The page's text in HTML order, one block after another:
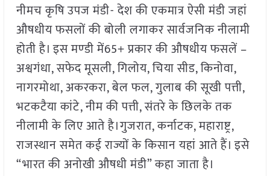
नीमच कृषि उपज मंडी- देश की एकमात्र ऐसी मंडी जहां
औषधीय फसलों की बोली लगाकर सार्वजनिक नीलामी
होती है। इस मण्‍डी में65+ प्रकार की औषधीय फसलें –
अश्वगंधा, सफेद मूसली, गिलोय, चिया सीड, किनोवा,
नागरमोथा, अकरकरा, बेल फल, गुलाब की सूखी पत्ती,
भटकटैया कांटे, नीम की पत्ती, संतरे के छिलके तक
नीलामी के लिए आते है।गुजरात, कर्नाटक, महाराष्ट्र,
राजस्थान समेत कई राज्यों के किसान यहां आते हैं। इसे
“भारत की अनोखी औषधी मंडी” कहा जाता है।